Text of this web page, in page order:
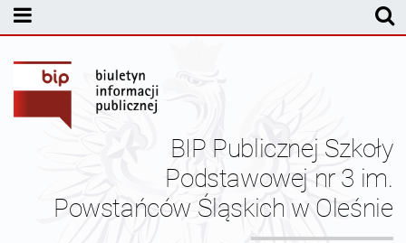
BIP Publicznej Szkoły
Podstawowej nr 3 im.
Powstańców Śląskich w Oleśnie
MENU PRZEDMIOTOWE